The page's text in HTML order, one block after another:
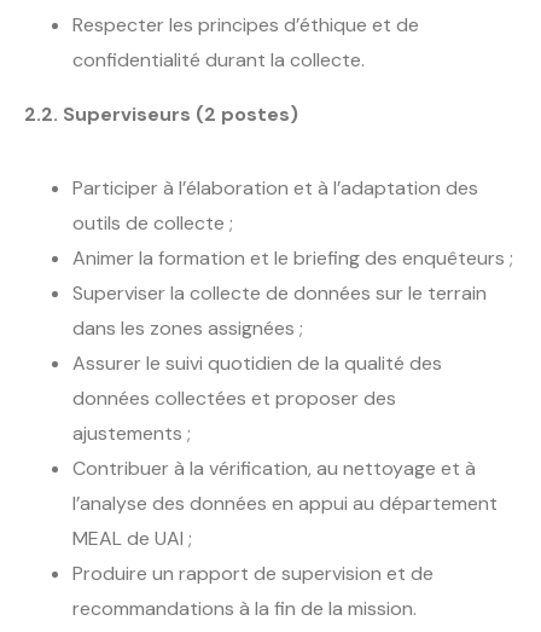
Respecter les principes d’éthique et de
confidentialité durant la collecte.
2.2. Superviseurs (2 postes)
Participer à l’élaboration et à l’adaptation des
outils de collecte ;
Animer la formation et le briefing des enquêteurs ;
Superviser la collecte de données sur le terrain
dans les zones assignées ;
Assurer le suivi quotidien de la qualité des
données collectées et proposer des
ajustements ;
Contribuer à la vérification, au nettoyage et à
l’analyse des données en appui au département
MEAL de UAI ;
Produire un rapport de supervision et de
recommandations à la fin de la mission.